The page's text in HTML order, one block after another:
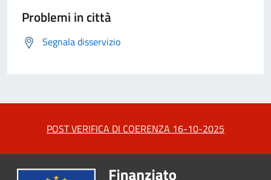
Problemi in città
Segnala disservizio
POST VERIFICA DI COERENZA 16-10-2025